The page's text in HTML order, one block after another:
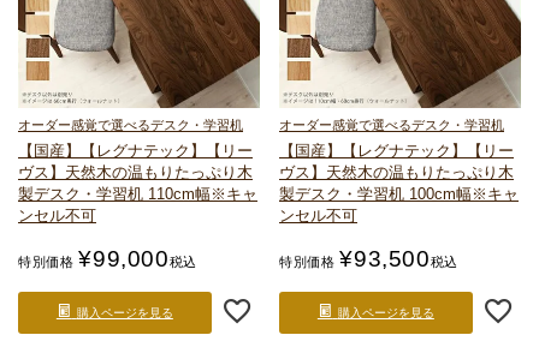
オーダー感覚で選べるデスク・学習机
【国産】【レグナテック】【リー
ヴス】 天然木の温もりたっぷり 木
製デスク・学習机 110cm幅※キャ
ンセル不可
特別価格 ¥99,000税込
購入ページを見る
オーダー感覚で選べるデスク・学習机
【国産】【レグナテック】【リー
ヴス】 天然木の温もりたっぷり 木
製デスク・学習机 100cm幅※キャ
ンセル不可
特別価格 ¥93,500税込
購入ページを見る